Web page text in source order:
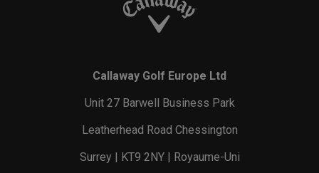
Callaway Golf Europe Ltd
Unit 27 Barwell Business Park
Leatherhead Road Chessington
Surrey | KT9 2NY | Royaume-Uni